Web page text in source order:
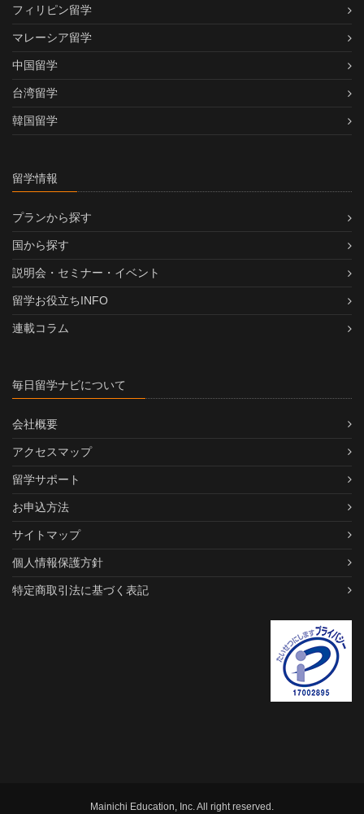
フィリピン留学
マレーシア留学
中国留学
台湾留学
韓国留学
留学情報
プランから探す
国から探す
説明会・セミナー・イベント
留学お役立ちINFO
連載コラム
毎日留学ナビについて
会社概要
アクセスマップ
留学サポート
お申込方法
サイトマップ
個人情報保護方針
特定商取引法に基づく表記
Mainichi Education, Inc. All right reserved.